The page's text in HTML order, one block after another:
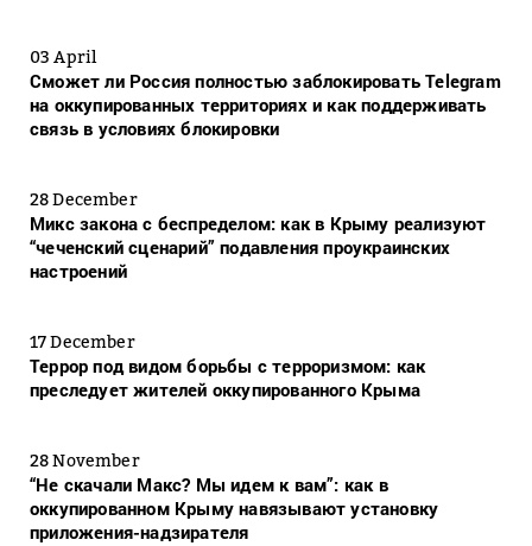
03 April
Сможет ли Россия полностью заблокировать Telegram
на оккупированных территориях и как поддерживать
связь в условиях блокировки
28 December
Микс закона с беспределом: как в Крыму реализуют
“чеченский сценарий” подавления проукраинских
настроений
17 December
Террор под видом борьбы с терроризмом: как
преследует жителей оккупированного Крыма
28 November
“Не скачали Макс? Мы идем к вам”: как в
оккупированном Крыму навязывают установку
приложения-надзирателя